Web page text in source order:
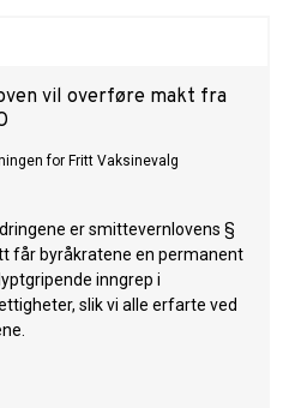
er jo fysisk utmattende,
av å stå på scenen under
at den perioden er over,
store desemberturneen som
for Adam Douglas.
største kulturhus og
kom på toppen av en
som også inneholdt tv-
og «Stjernekamp». Albumet
vil overføre makt fra
for Fritt Vaksinevalg
er smittevernlovens §
får byråkratene en permanent
inngrep i
slik vi alle erfarte ved